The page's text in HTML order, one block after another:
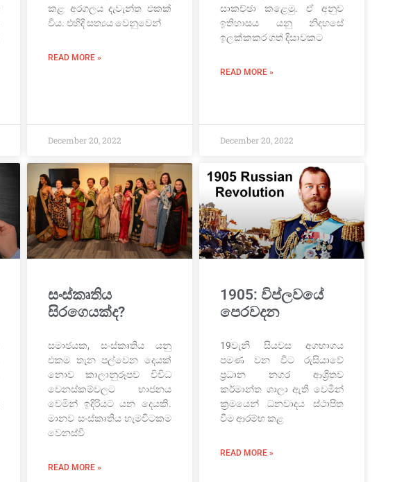
කළ අරගලය දැවැන්ත එකක්
විය. එහිදී සත්‍යය වෙනුවෙන්
READ MORE »
December 20, 2022
සාකච්ඡා කළෙමු. ඒ අනුව
ඉතිහාසය යනු නිදහසේ
ඉලක්කකර ගත් දිසාවකට
READ MORE »
December 20, 2022
සංස්කෘතිය
සිරගෙයක්ද?
සමාජයක, සංස්කෘතිය යනු
එකම තැන පල්වෙන දෙයක්
නොව කාලානුරූපව විවිධ
වෙනස්කම්වලට භාජනය
වෙමින් ඉදිරියට යන දෙයකි.
මානව සංස්කෘතිය හැමවිටකම
වෙනස්වී
READ MORE »
1905: විප්ලවයේ
පෙරවදන
19වැනි සියවස අගභාගය
පමණ වන විට රුසියාවේ
ප්‍රධාන නගර ආශ්‍රිතව
කර්මාන්ත ශාලා ඇති වෙමින්
ක්‍රමයෙන් ධනවාදය ස්ථාපිත
වීම ආරම්භ කළ
READ MORE »